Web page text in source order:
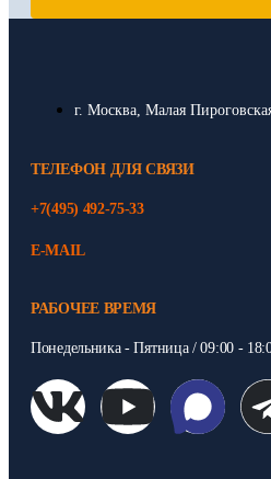
г. Москва, Малая
ТЕЛЕФОН ДЛЯ СВЯЗИ
+7(495) 492-75-33
E-MAIL
РАБОЧЕЕ ВРЕМЯ
Понедельника - Пятница / 09:00 -